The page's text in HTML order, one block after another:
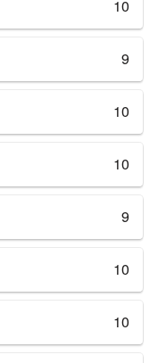
10
9
10
10
9
10
10